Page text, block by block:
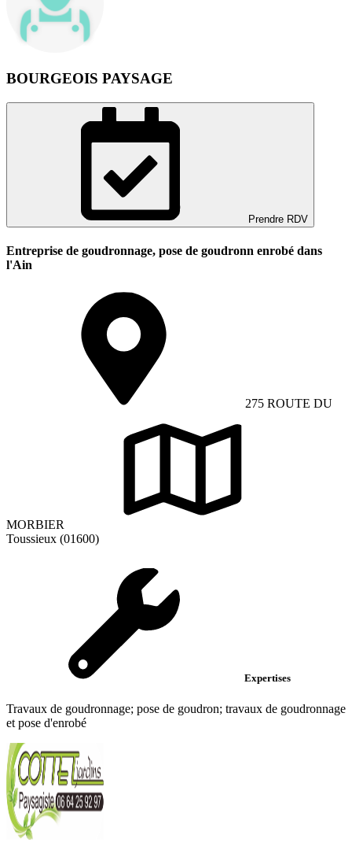
BOURGEOIS PAYSAGE
Prendre RDV
Entreprise de goudronnage, pose de goudronn enrobé dans
l'Ain
275 ROUTE DU
MORBIER
Toussieux (01600)
Expertises
Travaux de goudronnage; pose de goudron; travaux de goudronnage
et pose d'enrobé